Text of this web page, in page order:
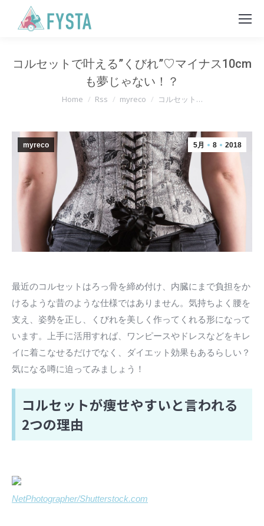
コルセットで叶える”くびれ”♡マイナス10cm
も夢じゃない！？
You are here:
Home Rss myreco コルセット…
5月 8 2018
myreco
最近のコルセットはろっ骨を締め付け、内臓にまで負担をか
けるような昔のような仕様ではありません。気持ちよく腰を
支え、姿勢を正し、くびれを美しく作ってくれる形になって
います。上手に活用すれば、ワンピースやドレスなどをキレ
イに着こなせるだけでなく、ダイエット効果もあるらしい？
気になる噂に迫ってみましょう！
コルセットが痩せやすいと言われる
2つの理由
NetPhotographer/Shutterstock.com